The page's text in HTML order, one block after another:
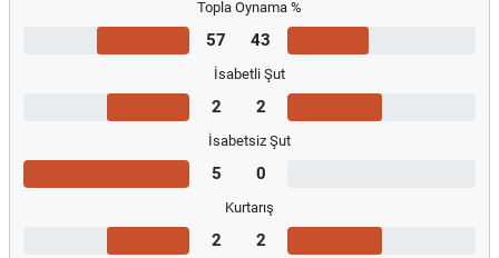
Topla Oynama %
57 43
İsabetli Şut
2 2
İsabetsiz Şut
5 0
Kurtarış
2 2